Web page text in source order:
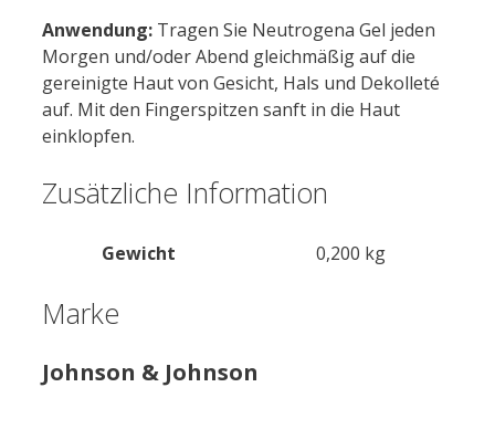
Anwendung: Tragen Sie Neutrogena Gel jeden
Morgen und/oder Abend gleichmäßig auf die
gereinigte Haut von Gesicht, Hals und Dekolleté
auf. Mit den Fingerspitzen sanft in die Haut
einklopfen.
Zusätzliche Information
Gewicht 0,200 kg
Marke
Johnson & Johnson